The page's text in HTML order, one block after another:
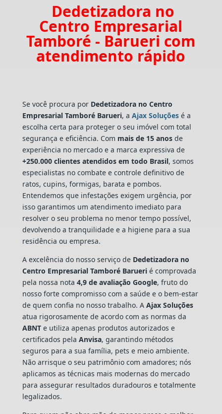
Dedetizadora no
Centro Empresarial
Tamboré - Barueri com
atendimento rápido
Se você procura por Dedetizadora no Centro
Empresarial Tamboré Barueri, a Ajax Soluçõesé a
escolha certa para proteger o seu imóvel com total
segurança e eficiência. Com mais de 15 anosde
experiência no mercado e a marca expressiva de
+250.000 clientes atendidos em todo Brasil, somos
especialistas no combate e controle definitivo de
ratos, cupins, formigas, barata e pombos.
Entendemos que infestações exigem urgência, por
isso garantimos um atendimento imediato para
resolver o seu problema no menor tempo possível,
devolvendo a tranquilidade e a higiene para a sua
residência ou empresa.
A excelência do nosso serviço de Dedetizadora no
Centro Empresarial Tamboré Baruerié comprovada
pela nossa nota 4,9 de avaliação Google, fruto do
nosso forte compromisso com a saúde e o bem-estar
de quem confia no nosso trabalho. A Ajax Soluções
atua rigorosamente de acordo com as normas da
ABNTe utiliza apenas produtos autorizados e
certificados pela Anvisa, garantindo métodos
seguros para a sua família, pets e meio ambiente.
Não arrisque o seu patrimônio com amadores; nós
aplicamos as técnicas mais modernas do mercado
para assegurar resultados duradouros e totalmente
legalizados.